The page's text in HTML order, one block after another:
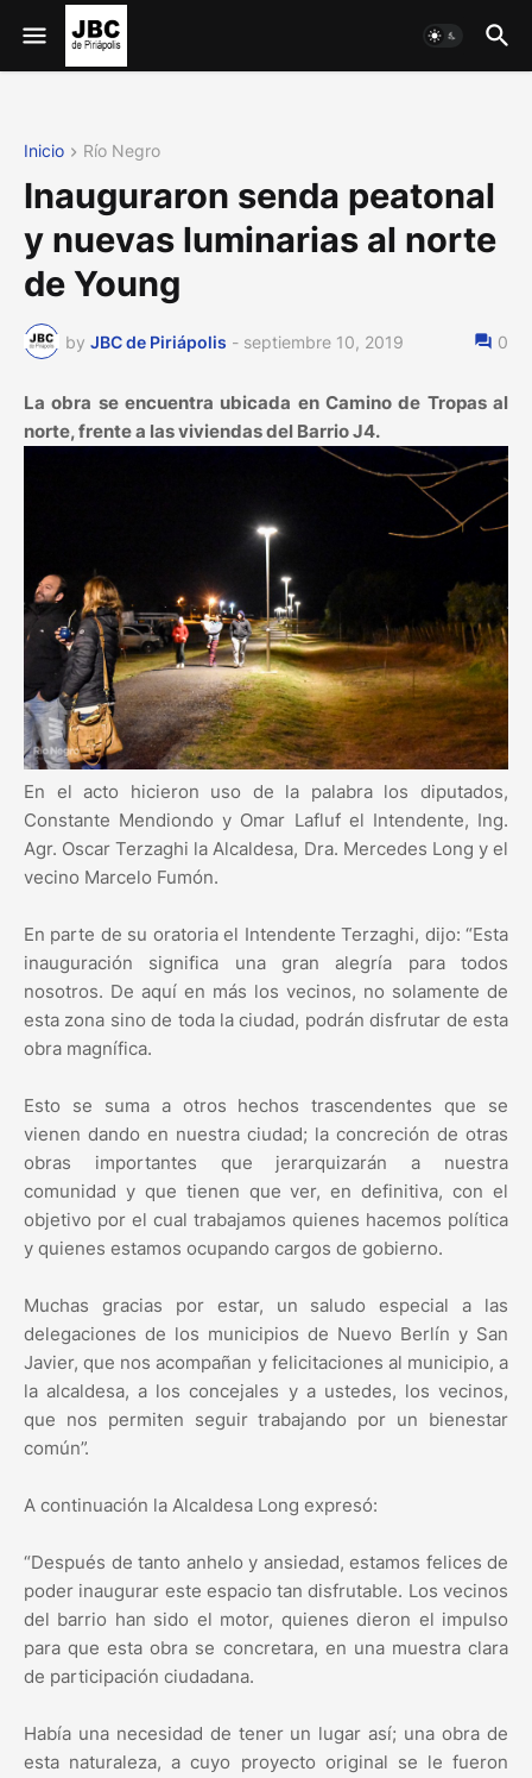
Inicio Río Negro
Inauguraron senda peatonal
y nuevas luminarias al norte
de Young
by JBC de Piriápolis - septiembre 10, 2019 0
La obra se encuentra ubicada en Camino de Tropas al
norte, frente a las viviendas del Barrio J4.
En el acto hicieron uso de la palabra los diputados,
Constante Mendiondo y Omar Lafluf el Intendente, Ing.
Agr. Oscar Terzaghi la Alcaldesa, Dra. Mercedes Long y el
vecino Marcelo Fumón.
En parte de su oratoria el Intendente Terzaghi, dijo: “Esta
inauguración significa una gran alegría para todos
nosotros. De aquí en más los vecinos, no solamente de
esta zona sino de toda la ciudad, podrán disfrutar de esta
obra magnífica.
Esto se suma a otros hechos trascendentes que se
vienen dando en nuestra ciudad; la concreción de otras
obras importantes que jerarquizarán a nuestra
comunidad y que tienen que ver, en definitiva, con el
objetivo por el cual trabajamos quienes hacemos política
y quienes estamos ocupando cargos de gobierno.
Muchas gracias por estar, un saludo especial a las
delegaciones de los municipios de Nuevo Berlín y San
Javier, que nos acompañan y felicitaciones al municipio, a
la alcaldesa, a los concejales y a ustedes, los vecinos,
que nos permiten seguir trabajando por un bienestar
común”.
A continuación la Alcaldesa Long expresó:
“Después de tanto anhelo y ansiedad, estamos felices de
poder inaugurar este espacio tan disfrutable. Los vecinos
del barrio han sido el motor, quienes dieron el impulso
para que esta obra se concretara, en una muestra clara
de participación ciudadana.
Había una necesidad de tener un lugar así; una obra de
esta naturaleza, a cuyo proyecto original se le fueron